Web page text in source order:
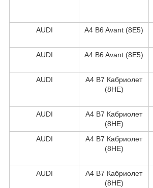
AUDI
A4 B6 Avant (8E5)
AUDI
A4 B6 Avant (8E5)
AUDI
A4 B7 Кабриолет
(8HE)
AUDI
A4 B7 Кабриолет
(8HE)
AUDI
A4 B7 Кабриолет
(8HE)
AUDI
A4 B7 Кабриолет
(8HE)